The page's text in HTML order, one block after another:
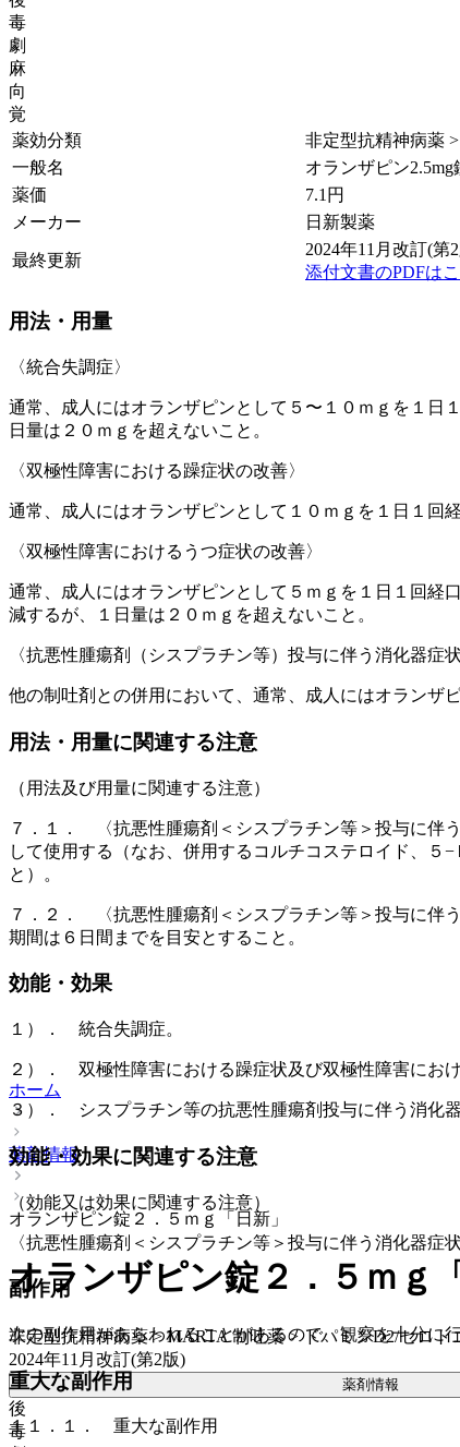
毒
劇
麻
向
覚
薬効分類
非定型抗精神病薬
一般名
オランザピン2.5mg
薬価
7.1 円
メーカー
日新製薬
最終更新
2024年11月改訂(第
添付文書のPDFは
用法・用量
〈統合失調症〉
通常、成人にはオランザピンとして５〜１０ｍｇを１日
日量は２０ｍｇを超えないこと。
〈双極性障害における躁症状の改善〉
通常、成人にはオランザピンとして１０ｍｇを１日１回
〈双極性障害におけるうつ症状の改善〉
通常、成人にはオランザピンとして５ｍｇを１日１回経
減するが、１日量は２０ｍｇを超えないこと。
〈抗悪性腫瘍剤（シスプラチン等）投与に伴う消化器症
他の制吐剤との併用において、通常、成人にはオランザ
用法・用量に関連する注意
（用法及び用量に関連する注意）
７．１． 〈抗悪性腫瘍剤＜シスプラチン等＞投与に伴
して使用する（なお、併用するコルチコステロイド、５
と）。
７．２． 〈抗悪性腫瘍剤＜シスプラチン等＞投与に伴
期間は６日間までを目安とすること。
効能・効果
１）． 統合失調症。
２）． 双極性障害における躁症状及び双極性障害におけ
３）． シスプラチン等の抗悪性腫瘍剤投与に伴う消化
効能・効果に関連する注意
（効能又は効果に関連する注意）
〈抗悪性腫瘍剤＜シスプラチン等＞投与に伴う消化器
副作用
次の副作用があらわれることがあるので、観察を十分に
重大な副作用
１１．１． 重大な副作用
ホーム
薬剤情報
オランザピン錠２．５ｍｇ「日新」
オランザピン錠２．５ｍｇ
非定型抗精神病薬 > MARTA 制吐薬 > ドパミンD2/セロト
2024年11月改訂(第2版)
薬剤情報
後
毒